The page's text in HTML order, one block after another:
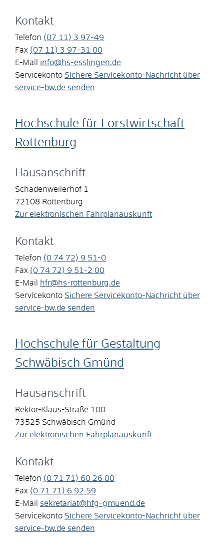
Kontakt
Telefon (07 11) 3 97-49
Fax (07 11) 3 97-31
00
E-Mail
info@hs-esslingen.de
Servicekonto Sichere Servicekonto-Nachricht über
service-bw.de senden
Hochschule für Forstwirtschaft
Rottenburg
Hausanschrift
Schadenweilerhof 1
72108 Rottenburg
Zur elektronischen Fahrplanauskunft
Kontakt
Telefon (0 74 72) 9 51-0
Fax (0 74 72) 9 51-2 00
E-Mail
hfr@hs-rottenburg.de
Servicekonto Sichere Servicekonto-Nachricht über
service-bw.de senden
Hochschule für Gestaltung
Schwäbisch Gmünd
Hausanschrift
Rektor-Klaus-Straße 100
73525 Schwäbisch Gmünd
Zur elektronischen Fahrplanauskunft
Kontakt
Telefon (0 71 71) 60 26 00
Fax (0 71 71) 6 92 59
E-Mail sekretariat@hfg-gmuend.de
Servicekonto Sichere Servicekonto-Nachricht über
service-bw.de senden